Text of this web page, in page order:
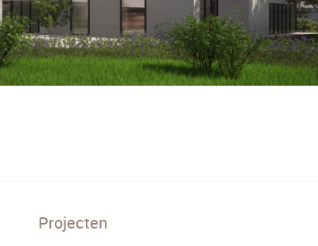
Projecten